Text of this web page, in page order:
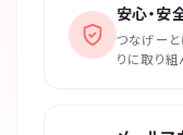
安心・安
つなげーと
りに取り組